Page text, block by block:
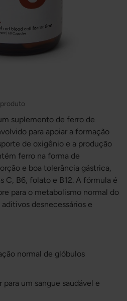
suplemento de ferro de
para apoiar a formação
de oxigênio e a produção
ferro na forma de
e boa tolerância gástrica,
C, B6, folato e B12. A fórmula é
para o metabolismo normal do
desnecessários e
normal de glóbulos
um sangue saudável e